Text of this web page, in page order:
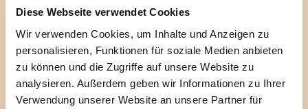
Diese Webseite verwendet Cookies
Wir verwenden Cookies, um Inhalte und Anzeigen zu
personalisieren, Funktionen für soziale Medien anbieten
zu können und die Zugriffe auf unsere Website zu
analysieren. Außerdem geben wir Informationen zu Ihrer
Verwendung unserer Website an unsere Partner für
Spezialberatungsstellen es gibt, wie sie sich in der
verunsichernden, schwierigen Situation verhalten
könnten oder sollten. Ich unterstütze sie dabei,
Klarheit für sich zu gewinnen, und überlege mit
ihnen, was ihre nächsten Handlungsschritte sein
können.